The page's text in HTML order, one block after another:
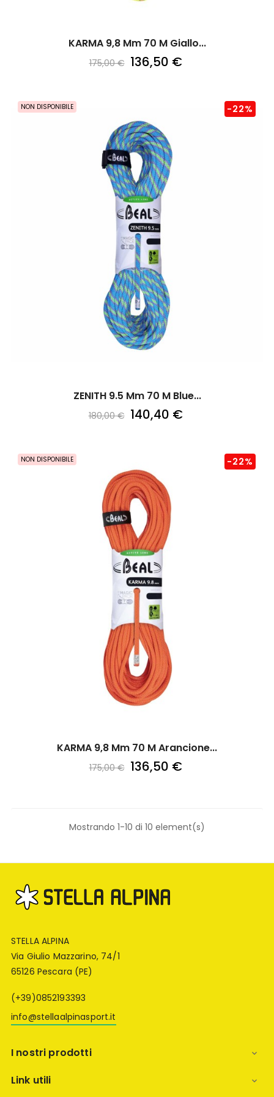
KARMA 9,8 Mm 70 M Giallo...
175,00 € 136,50 €
NON DISPONIBILE
ZENITH 9.5 Mm 70 M Blue...
180,00 €
-22%
140,40 €
NON DISPONIBILE
KARMA 9,8 Mm 70 M Arancione...
175,00 €
-22%
136,50 €
Mostrando 1-10 di 10 element(s)
STELLA ALPINA
Via Giulio Mazzarino, 74/1
65126 Pescara (PE)
(+39)0852193393
info@stellaalpinasport.it
I nostri prodotti 
Link utili 